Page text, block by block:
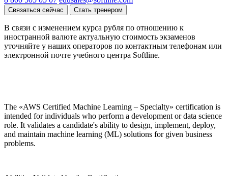
Связаться сейчас Стать тренером
В связи с изменением курса рубля по отношению к
иностранной валюте актуальную стоимость экзаменов
уточняйте у наших операторов по контактным телефонам или
электронной почте учебного центра Softline.
The «AWS Certified Machine Learning – Specialty» certification is
intended for individuals who perform a development or data science
role. It validates a candidate's ability to design, implement, deploy,
and maintain machine learning (ML) solutions for given business
problems.